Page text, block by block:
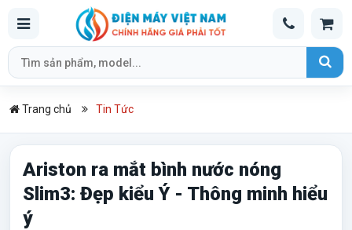
Trang chủ Tin Tức
Ariston ra mắt bình nước nóng
Slim3: Đẹp kiểu Ý - Thông minh hiểu
ý